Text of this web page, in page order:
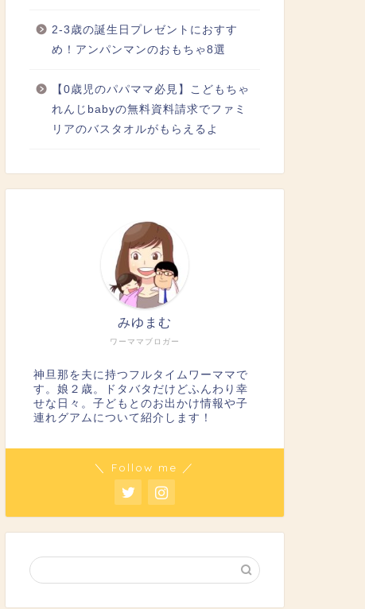
2-3歳の誕生日プレゼントにおすす
め！アンパンマンのおもちゃ8選
【0歳児のパパママ必見】こどもちゃ
れんじbabyの無料資料請求でファミ
リアのバスタオルがもらえるよ
ワーママブロガー
みゆまむ
神旦那を夫に持つフルタイムワーママで
す。娘２歳。ドタバタだけどふんわり幸
せな日々。子どもとのお出かけ情報や子
連れグアムについて紹介します！
＼ Follow me ／